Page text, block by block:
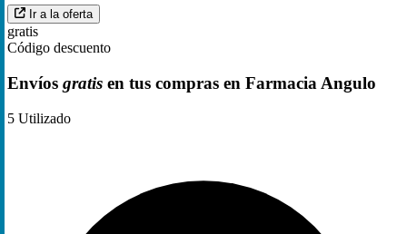
Ir a la oferta
gratis
Código descuento
Envíos gratis en tus compras en Farmacia Angulo
5 Utilizado